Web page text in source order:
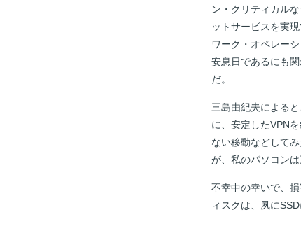
ン・クリティカル
ットサービスを実
ワーク・オペレー
安息日であるにも
だ。
三島由紀夫による
に、安定したVPN
ない移動などして
が、私のパソコン
不幸中の幸いで、
ィスクは、夙に